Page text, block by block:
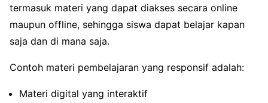
termasuk materi yang dapat diakses secara online
maupun offline, sehingga siswa dapat belajar kapan
saja dan di mana saja.
Contoh materi pembelajaran yang responsif adalah:
Materi digital yang interaktif